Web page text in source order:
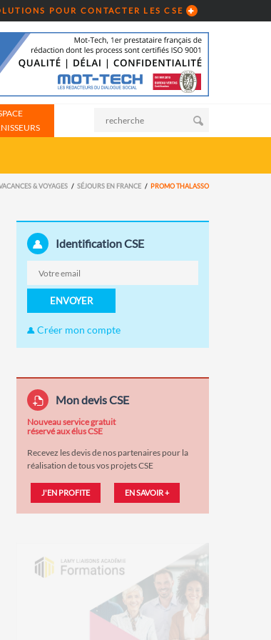
POUR CONTACTER LES CSE
& VOYAGES SÉJOURS EN FRANCE PROMO THALASSO
Identification CSE
ENVOYER
Créer mon compte
Mon devis CSE
Nouveau service gratuit
réservé aux élus CSE
Recevez les devis de nos partenaires pour la
réalisation de tous vos projets CSE
J'EN PROFITE EN SAVOIR +